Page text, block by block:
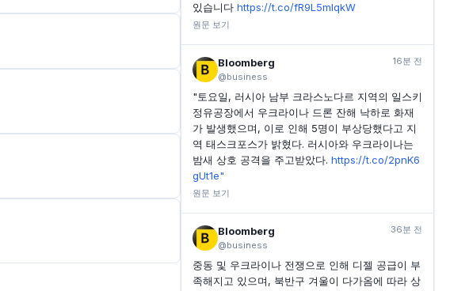
있습니다 https://t.co/fR9L5mlqkW
원문 보기
Bloomberg
@business
16분 전
"토요일, 러시아 남부 크라스노다르 지역의 일스키
정유공장에서 우크라이나 드론 잔해 낙하로 화재
가 발생했으며, 이로 인해 5명이 부상당했다고 지
역 태스크포스가 밝혔다. 러시아와 우크라이나는
밤새 상호 공격을 주고받았다. https://t.co/2pnK6
gUt1e"
원문 보기
Bloomberg
@business
36분 전
중동 및 우크라이나 전쟁으로 인해 디젤 공급이 부
족해지고 있으며, 북반구 겨울이 다가옴에 따라 상